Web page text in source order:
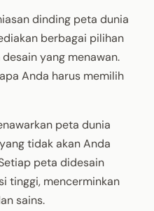
dinding peta dunia
berbagai pilihan
yang menawan.
Anda harus memilih
peta dunia
tidak akan Anda
peta didesain
tinggi, mencerminkan
sains.